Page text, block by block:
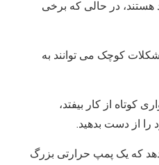
هستند، در حالی که برخی
کوچک می توانند به
کوتاه از کار بیفتد،
را از دست بدهید.
که یک پمپ حرارتی بزرگ